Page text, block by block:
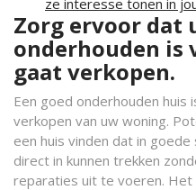
ze interesse tonen in
Zorg ervoor dat
onderhouden is
gaat verkopen.
Een goed onderhouden huis
verkopen van uw woning.
een huis vinden dat in
direct in kunnen trekken
reparaties uit te voeren.